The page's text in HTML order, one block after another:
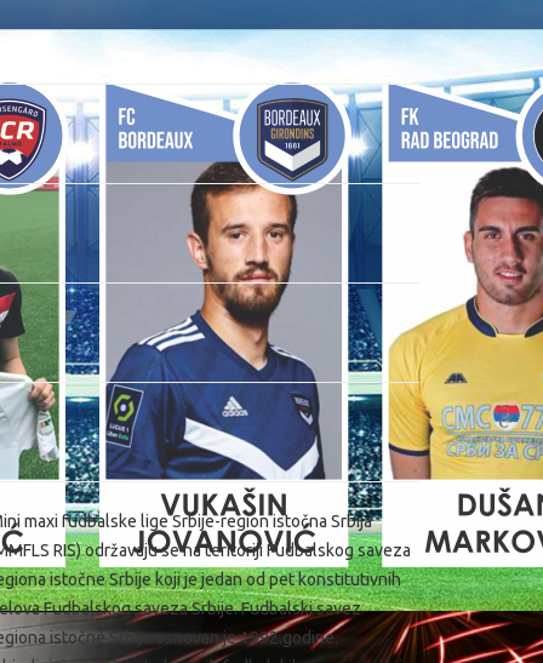
maxi fudbalske lige Srbije-region istočna Srbija
RIS) održavaju se na teritoriji Fudbalskog saveza
istočne Srbije koji je jedan od pet konstitutivnih
Fudbalskog saveza Srbije. Fudbalski savez
istočne Srbije osnovan je 1992.godine.